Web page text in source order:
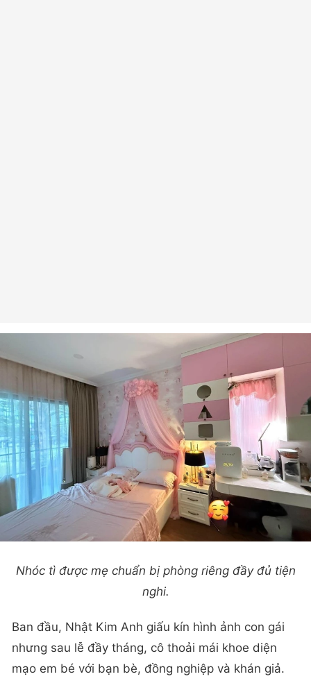
Nhóc tì được mẹ chuẩn bị phòng riêng đầy đủ tiện
nghi.
Ban đầu, Nhật Kim Anh giấu kín hình ảnh con gái
nhưng sau lễ đầy tháng, cô thoải mái khoe diện
mạo em bé với bạn bè, đồng nghiệp và khán giả.